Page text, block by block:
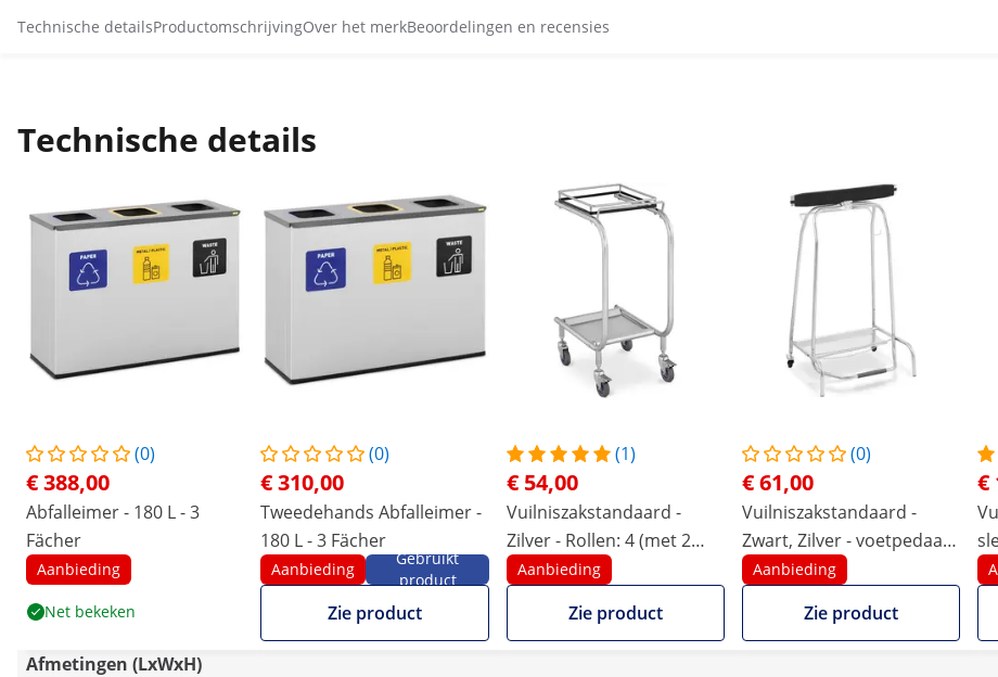
Technische detailsProductomschrijvingOver het merkBeoordelingen en recensies
Technische details
(0)
€ 388,00
Abfalleimer - 180 L - 3
Fächer
Aanbieding
Net bekeken
(0)
€ 310,00
Tweedehands Abfalleimer -
180 L - 3 Fächer
Aanbieding
Gebruikt
product
Zie product
(1)
€ 54,00
Vuilniszakstandaard -
Zilver - Rollen: 4 (met 2
remmen) - Royal Catering
Aanbieding
Zie product
(0)
€ 61,00
Vuilniszakstandaard -
Zwart, Zilver - voetpedaal -
2 zwenkwielen met rem -
Royal Catering
Aanbieding
Zie product
€
Afmetingen (LxWxH)